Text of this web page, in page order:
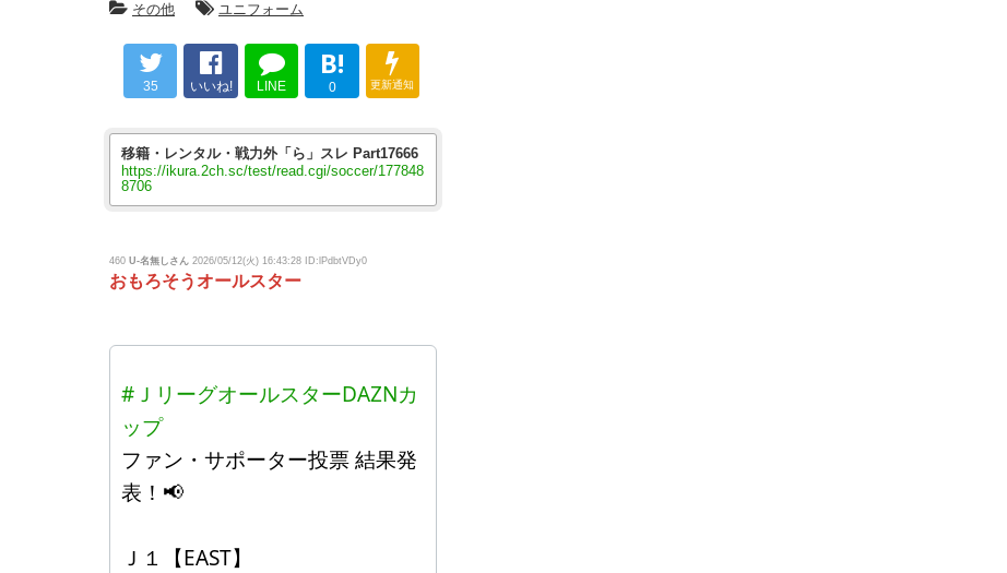
その他 ユニフォーム
35 いいね! LINE
B!
0 更新通知
移籍・レンタル・戦力外「ら」スレ Part17666
https://ikura.2ch.sc/test/read.cgi/soccer/177848
8706
460 U-名無しさん 2026/05/12(火) 16:43:28 ID:lPdbtVDy0
おもろそうオールスター
#ＪリーグオールスターDAZNカ
ップ
ファン・サポーター投票 結果発
表！📢
Ｊ１【EAST】